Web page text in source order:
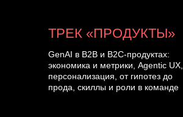
ТРЕК «ПРОДУКТЫ»
GenAI в B2B и B2C-продуктах:
экономика и метрики, Agentic UX,
персонализация, от гипотез до
прода, скиллы и роли в команде